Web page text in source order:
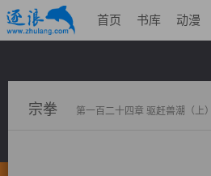
首页 书库 动漫
宗拳 第一百二十四章 驱赶兽潮（上）